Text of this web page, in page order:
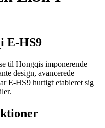
E-HS9
til Hongqis imponerende
design, avancerede
E-HS9 hurtigt etableret sig